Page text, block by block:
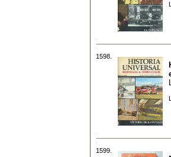
1598.
1599.